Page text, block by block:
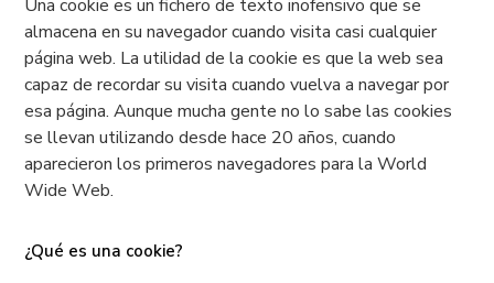
Una cookie es un fichero de texto inofensivo que se
almacena en su navegador cuando visita casi cualquier
página web. La utilidad de la cookie es que la web sea
capaz de recordar su visita cuando vuelva a navegar por
esa página. Aunque mucha gente no lo sabe las cookies
se llevan utilizando desde hace 20 años, cuando
aparecieron los primeros navegadores para la World
Wide Web.
¿Qué es una cookie?